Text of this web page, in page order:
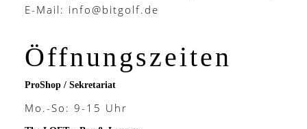
E-Mail: info@bitgolf.de
Öffnungszeiten
ProShop / Sekretariat
Mo.-So: 9-15 Uhr